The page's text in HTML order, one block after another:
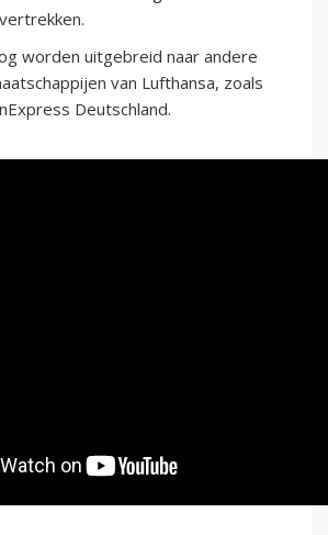
worden uitgebreid naar andere
van Lufthansa, zoals
Deutschland.